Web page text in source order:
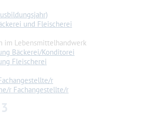
und Fleischerei
im Lebensmittelhandwerk
Bäckerei/Konditorei
Fleischerei
r
r Fachangestellte/r